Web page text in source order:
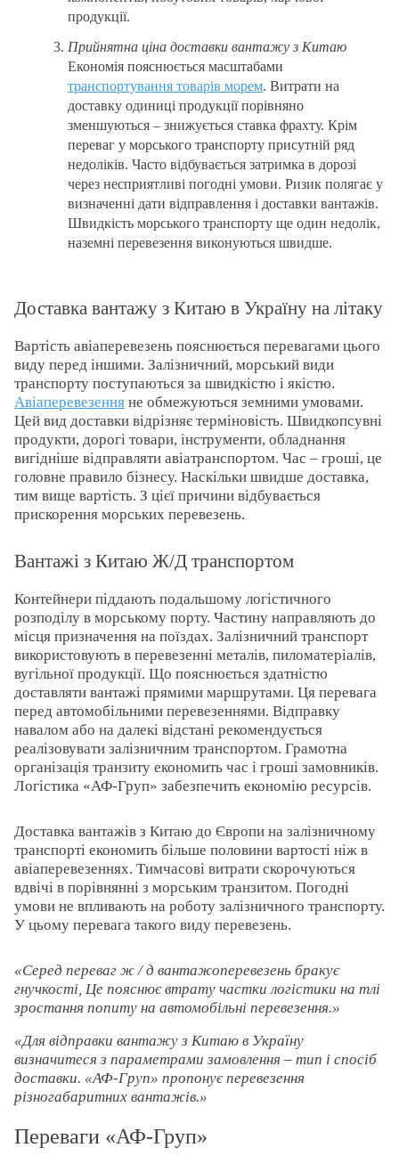
продукції.
Прийнятна ціна доставки вантажу з Китаю
Економія пояснюється масштабами
транспортування товарів морем. Витрати на
доставку одиниці продукції порівняно
зменшуються – знижується ставка фрахту. Крім
переваг у морського транспорту присутній ряд
недоліків. Часто відбувається затримка в дорозі
через несприятливі погодні умови. Ризик полягає у
визначенні дати відправлення і доставки вантажів.
Швидкість морського транспорту ще один недолік,
наземні перевезення виконуються швидше.
Доставка вантажу з Китаю в Україну на літаку
Вартість авіаперевезень пояснюється перевагами цього
виду перед іншими. Залізничний, морський види
транспорту поступаються за швидкістю і якістю.
Авіаперевезення не обмежуються земними умовами.
Цей вид доставки відрізняє терміновість. Швидкопсувні
продукти, дорогі товари, інструменти, обладнання
вигідніше відправляти авіатранспортом. Час – гроші, це
головне правило бізнесу. Наскільки швидше доставка,
тим вище вартість. З цієї причини відбувається
прискорення морських перевезень.
Вантажі з Китаю Ж/Д транспортом
Контейнери піддають подальшому логістичного
розподілу в морському порту. Частину направляють до
місця призначення на поїздах. Залізничний транспорт
використовують в перевезенні металів, пиломатеріалів,
вугільної продукції. Що пояснюється здатністю
доставляти вантажі прямими маршрутами. Ця перевага
перед автомобільними перевезеннями. Відправку
навалом або на далекі відстані рекомендується
реалізовувати залізничним транспортом. Грамотна
організація транзиту економить час і гроші замовників.
Логістика «АФ-Груп» забезпечить економію ресурсів.
Доставка вантажів з Китаю до Європи на залізничному
транспорті економить більше половини вартості ніж в
авіаперевезеннях. Тимчасові витрати скорочуються
вдвічі в порівнянні з морським транзитом. Погодні
умови не впливають на роботу залізничного транспорту.
У цьому перевага такого виду перевезень.
Серед переваг ж / д вантажоперевезень бракує
гнучкості, Це пояснює втрату частки логістики на тлі
зростання попиту на автомобільні перевезення.
Для відправки вантажу з Китаю в Україну
визначитеся з параметрами замовлення – тип і спосіб
доставки. «АФ-Груп» пропонує перевезення
різногабаритних вантажів.
Переваги «АФ-Груп»